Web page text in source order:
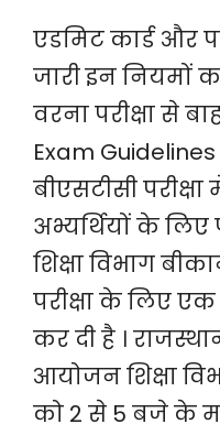
एडमिट कार्ड और
जारी इन नियमों
वरना परीक्षा से
Exam
बीएसटीसी
अभ्यर्थियों के लिए
शिक्षा विभाग
परीक्षा के लिए एक
कर दी है ।
आयोजन शिक्षा
को 2 से 5 बजे के